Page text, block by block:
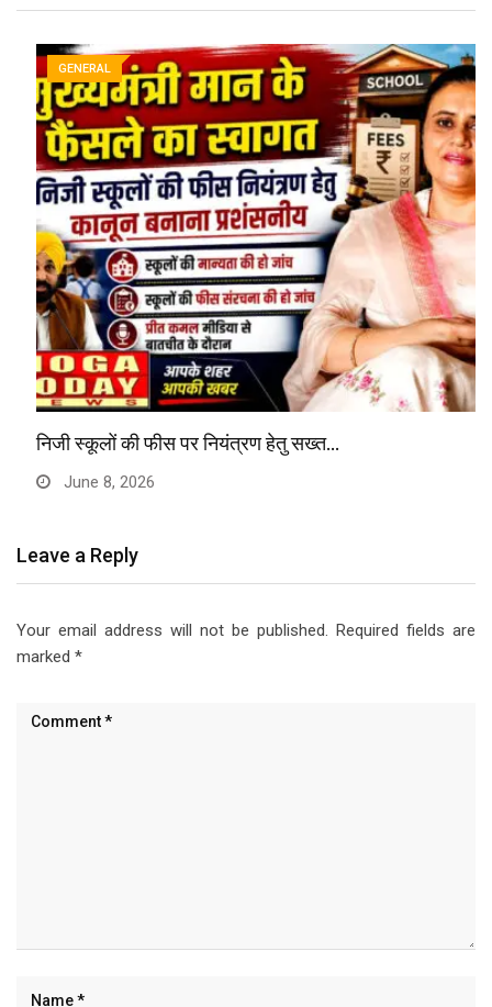
GENERAL
निजी स्कूलों की फीस पर नियंत्रण हेतु सख्त…
June 8, 2026
Leave a Reply
Your email address will not be published. Required fields are
marked *